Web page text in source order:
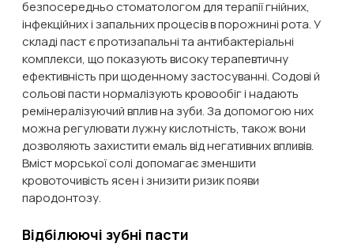
безпосередньо стоматологом для терапії гнійних,
інфекційних і запальних процесів в порожнині рота. У
складі паст є протизапальні та антибактеріальні
комплекси, що показують високу терапевтичну
ефективність при щоденному застосуванні. Содові й
сольові пасти нормалізують кровообіг і надають
ремінералізуючий вплив на зуби. За допомогою них
можна регулювати лужну кислотність, також вони
дозволяють захистити емаль від негативних впливів.
Вміст морської солі допомагає зменшити
кровоточивість ясен і знизити ризик появи
пародонтозу.
Відбілюючі зубні пасти